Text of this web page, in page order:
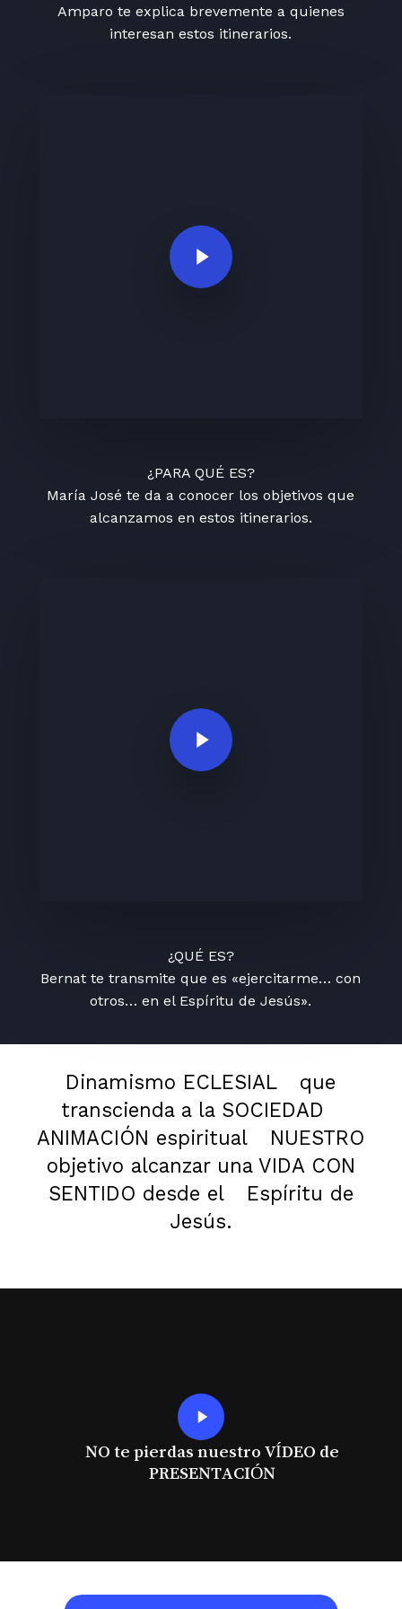
Amparo te explica brevemente a quienes
interesan estos itinerarios.
Play Video
¿PARA QUÉ ES?
María José te da a conocer los objetivos que
alcanzamos en estos itinerarios.
Play Video
¿QUÉ ES?
Bernat te transmite que es «ejercitarme… con
otros… en el Espíritu de Jesús».
Dinamismo ECLESIAL
que
transcienda a la SOCIEDAD
ANIMACIÓN espiritual
NUESTRO
objetivo alcanzar una VIDA CON
SENTIDO desde el
Espíritu de
Jesús.
Play
Video
NO te pierdas nuestro VÍDEO de
PRESENTACIÓN